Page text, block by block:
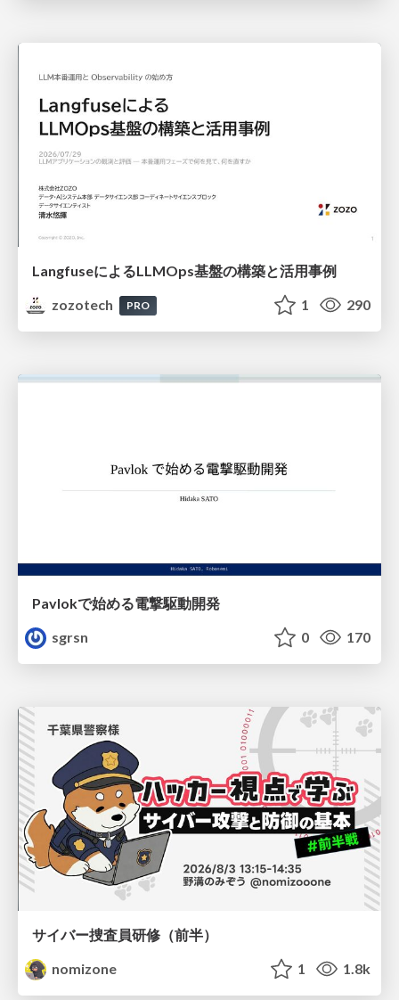
LangfuseによるLLMOps基盤の構築と活用事例
zozotech
PRO 1 290
Pavlokで始める電撃駆動開発
sgrsn
0 170
サイバー捜査員研修（前半）
nomizone
1 1.8k